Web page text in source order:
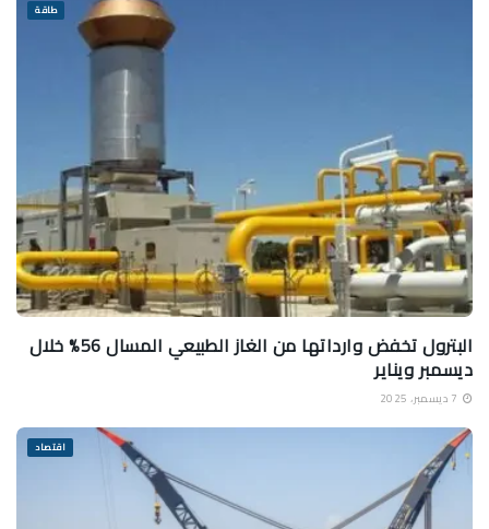
طاقة
البترول تخفض وارداتها من الغاز الطبيعي المسال 56% خلال
ديسمبر ويناير
اقتصاد